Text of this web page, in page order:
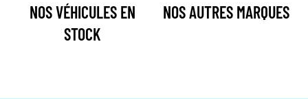
NOS VÉHICULES EN
STOCK
NOS AUTRES MARQUES